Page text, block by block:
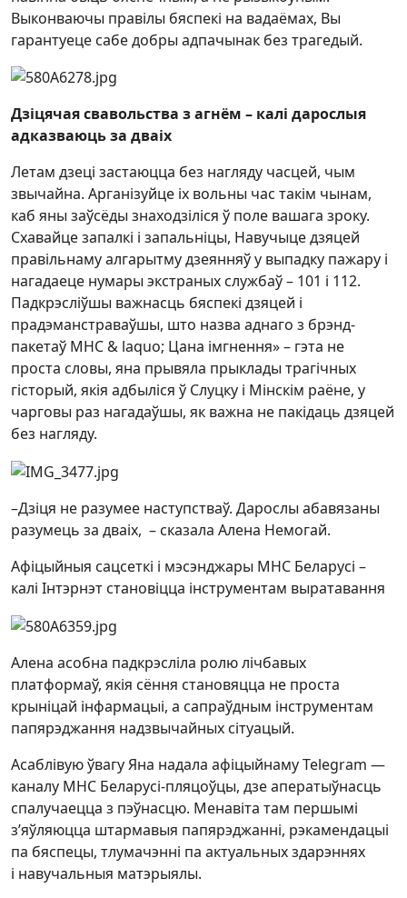
Выконваючы правілы бяспекі на вадаёмах, Вы
гарантуеце сабе добры адпачынак без трагедый.
Дзіцячая свавольства з агнём – калі дарослыя
адказваюць за дваіх
Летам дзеці застаюцца без нагляду часцей, чым
звычайна. Арганізуйце іх вольны час такім чынам,
каб яны заўсёды знаходзіліся ў поле вашага зроку.
Схавайце запалкі і запальніцы, Навучыце дзяцей
правільнаму алгарытму дзеянняў у выпадку пажару і
нагадаеце нумары экстраных службаў – 101 і 112.
Падкрэсліўшы важнасць бяспекі дзяцей і
прадэманстраваўшы, што назва аднаго з брэнд-
пакетаў МНС & laquo; Цана імгнення» – гэта не
проста словы, яна прывяла прыклады трагічных
гісторый, якія адбыліся ў Слуцку і Мінскім раёне, у
чарговы раз нагадаўшы, як важна не пакідаць дзяцей
без нагляду.
–Дзіця не разумее наступстваў. Дарослы абавязаны
разумець за дваіх, – сказала Алена Немогай.
Афіцыйныя сацсеткі і мэсэнджары МНС Беларусі –
калі Інтэрнэт становіцца інструментам выратавання
Алена асобна падкрэсліла ролю лічбавых
платформаў, якія сёння становяцца не проста
крыніцай інфармацыі, а сапраўдным інструментам
папярэджання надзвычайных сітуацый.
Асаблівую ўвагу Яна надала афіцыйнаму Telegram —
каналу МНС Беларусі-пляцоўцы, дзе аператыўнасць
спалучаецца з пэўнасцю. Менавіта там першымі
з’яўляюцца штармавыя папярэджанні, рэкамендацыі
па бяспецы, тлумачэнні па актуальных здарэннях
і навучальныя матэрыялы.